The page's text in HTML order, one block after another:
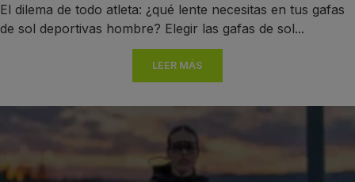
El dilema de todo atleta: ¿qué lente necesitas en tus gafas
de sol deportivas hombre? Elegir las gafas de sol...
LEER MÁS